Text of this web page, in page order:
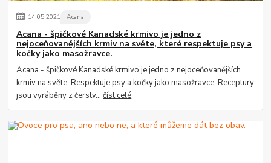
14.05.2021 Acana
Acana - špičkové Kanadské krmivo je jedno z
nejoceňovanějších krmiv na světe, které respektuje psy a
kočky jako masožravce.
Acana - špičkové Kanadské krmivo je jedno z nejoceňovanějších
krmiv na světe. Respektuje psy a kočky jako masožravce. Receptury
jsou vyráběny z čerstv...číst celé